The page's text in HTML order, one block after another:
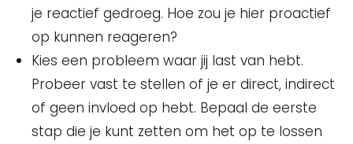
je reactief gedroeg. Hoe zou je hier proactief
op kunnen reageren?
Kies een probleem waar jij last van hebt.
Probeer vast te stellen of je er direct, indirect
of geen invloed op hebt. Bepaal de eerste
stap die je kunt zetten om het op te lossen